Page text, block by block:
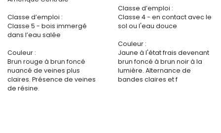
Classe d’emploi :
Classe 5 - bois immergé
dans l’eau salée
Couleur :
Brun rouge à brun foncé
nuancé de veines plus
claires. Présence de veines
de résine.
Classe d’emploi :
Classe 4 - en contact avec le
sol ou l'eau douce
Couleur :
Jaune à l'état frais devenant
brun foncé à brun noir à la
lumière. Alternance de
bandes claires et f